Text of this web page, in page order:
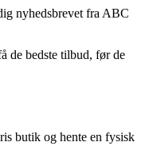
nyhedsbrevet fra ABC
de bedste tilbud, før de
butik og hente en fysisk